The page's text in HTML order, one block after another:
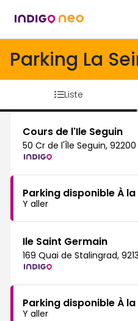
Parking La
Liste
Cours de l'Ile Seguin
50 Cr de l'Île Seguin,
Parking disponible À
Y aller
Ile Saint Germain
169 Quai de Stalingrad,
Parking disponible À
Y aller